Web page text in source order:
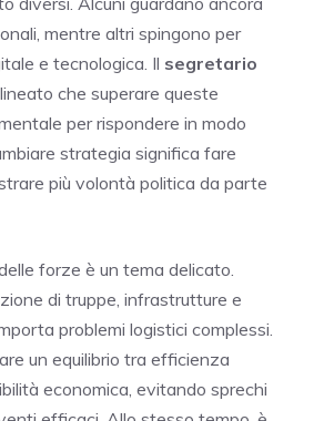
mentre altri spingono per
e tecnologica. Il segretario
che superare queste
per rispondere in modo
strategia significa fare
più volontà politica da parte
forze è un tema delicato.
di truppe, infrastrutture e
problemi logistici complessi.
un equilibrio tra efficienza
economica, evitando sprechi